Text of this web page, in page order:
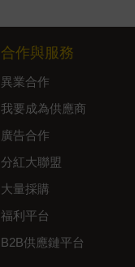
合作與服務
異業合作
我要成為供應商
廣告合作
分紅大聯盟
大量採購
福利平台
B2B供應鏈平台